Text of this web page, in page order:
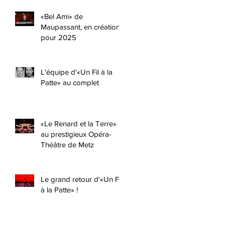
«Bel Ami» de
Maupassant, en création
pour 2025
L'équipe d'«Un Fil à la
Patte» au complet
«Le Renard et la Terre»
au prestigieux Opéra-
Théâtre de Metz
Le grand retour d'«Un Fil
à la Patte» !